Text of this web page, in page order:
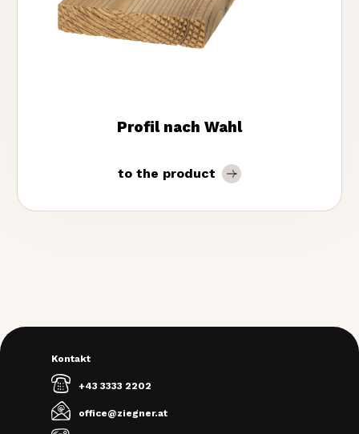
Profil nach Wahl
to the product
Kontakt
+43 3333 2202
office@ziegner.at